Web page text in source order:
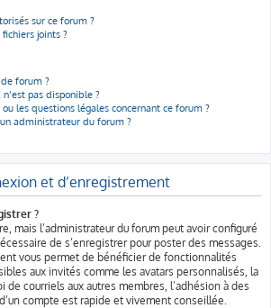
sur ce forum ?
joints ?
forum ?
pas disponible ?
les questions légales concernant ce forum ?
administrateur du forum ?
et d’enregistrement
?
mais l’administrateur du forum peut avoir configuré
de s’enregistrer pour poster des messages.
vous permet de bénéficier de fonctionnalités
aux invités comme les avatars personnalisés, la
de courriels aux autres membres, l’adhésion à des
compte est rapide et vivement conseillée.